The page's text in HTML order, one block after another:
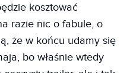
kosztować
razie nic o fabule, o
że w końcu udamy się
bo właśnie wtedy